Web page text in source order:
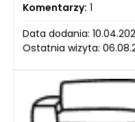
Komentarzy: 1
Data dodania:
Ostatnia wizyta: